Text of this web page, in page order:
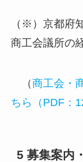
（※）京都府
商工会議所の
（商工会・
ちら（PDF：
5 募集案内